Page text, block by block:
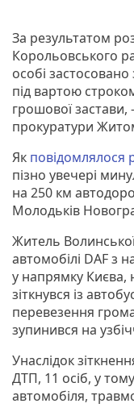
За результатом
Корольовського
особі
під вартою
грошової
прокуратури
Як повідомлялося
пізно увечері
на 250 км
Молодьків
Житель
автомобілі DAF з
у напрямку Києва,
зіткнувся із
перевезення
зупинився на
Унаслідок
ДТП, 11 осіб, у
автомобіля,